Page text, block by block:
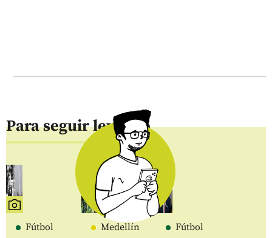
Para seguir leyendo
Fútbol Medellín Fútbol